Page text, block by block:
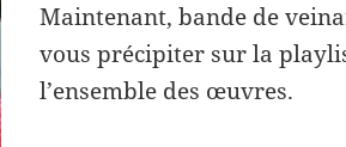
Maintenant, bande de
vous précipiter sur la
l’ensemble des œuvres.